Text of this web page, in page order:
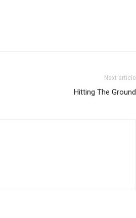
Next article
Hitting The Ground